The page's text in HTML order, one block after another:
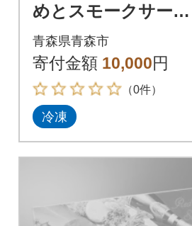
めとスモークサーモ
ン(ひらめ生ハム風&
ひらめ昆布締め&紅鮭
スモークサーモン)
青森県青森市
寄付金額 10,000円
（0件）
冷凍